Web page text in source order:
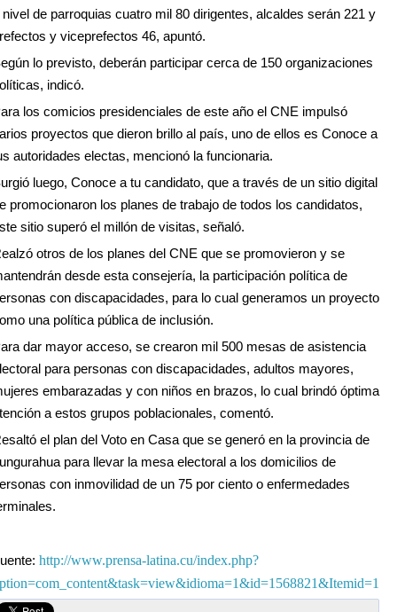
nivel de parroquias cuatro mil 80 dirigentes, alcaldes serán 221 y
y viceprefectos 46, apuntó.
lo previsto, deberán participar cerca de 150 organizaciones
indicó.
los comicios presidenciales de este año el CNE impulsó
proyectos que dieron brillo al país, uno de ellos es Conoce a
autoridades electas, mencionó la funcionaria.
luego, Conoce a tu candidato, que a través de un sitio digital
promocionaron los planes de trabajo de todos los candidatos,
sitio superó el millón de visitas, señaló.
otros de los planes del CNE que se promovieron y se
desde esta consejería, la participación política de
con discapacidades, para lo cual generamos un proyecto
una política pública de inclusión.
dar mayor acceso, se crearon mil 500 mesas de asistencia
para personas con discapacidades, adultos mayores,
embarazadas y con niños en brazos, lo cual brindó óptima
a estos grupos poblacionales, comentó.
el plan del Voto en Casa que se generó en la provincia de
para llevar la mesa electoral a los domicilios de
con inmovilidad de un 75 por ciento o enfermedades
http://www.prensa-latina.cu/index.php?